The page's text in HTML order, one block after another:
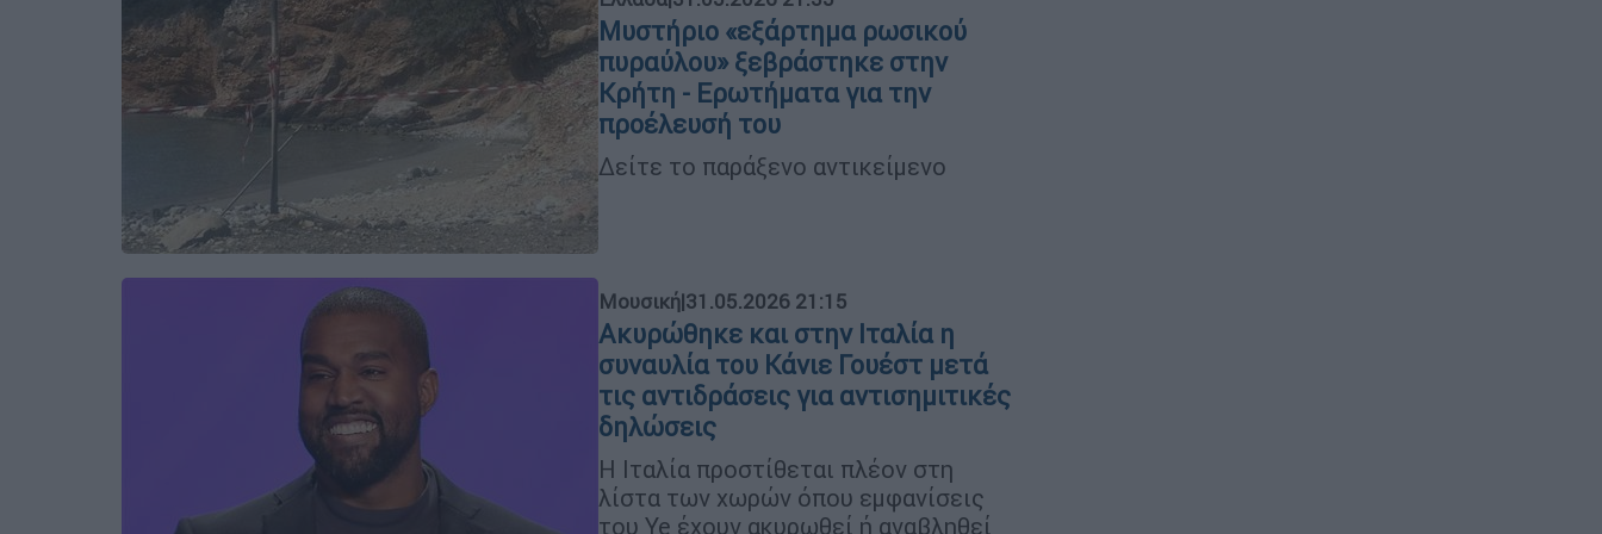
Μυστήριο «εξάρτημα ρωσικού
πυραύλου» ξεβράστηκε στην
Κρήτη - Ερωτήματα για την
προέλευσή του
Δείτε το παράξενο αντικείμενο
Μουσική|31.05.2026 21:15
Ακυρώθηκε και στην Ιταλία η
συναυλία του Κάνιε Γουέστ μετά
τις αντιδράσεις για αντισημιτικές
δηλώσεις
Η Ιταλία προστίθεται πλέον στη
λίστα των χωρών όπου εμφανίσεις
του Ye έχουν ακυρωθεί ή αναβληθεί